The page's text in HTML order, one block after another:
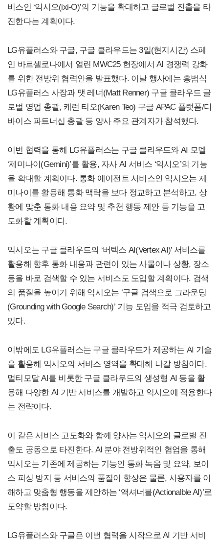
비스인 ‘익시오(ixi-O)’의 기능을 확대하고 글로벌 진출을 타
진한다는 계획이다.
LG유플러스와 구글, 구글 클라우드는 3일(현지시간) 스페
인 바르셀로나에서 열린 MWC25 현장에서 AI 경쟁력 강화
를 위한 전방위 협력안을 발표했다. 이날 행사에는 홍범식
LG유플러스 사장과 맷 레너(Matt Renner) 구글 클라우드 글
로벌 영업 총괄, 캐런 티오(Karen Teo) 구글 APAC 플랫폼/디
바이스 파트너십 총괄 등 양사 주요 관계자가 참석했다.
이번 협력을 통해 LG유플러스는 구글 클라우드와 AI 모델
‘제미나이(Gemini)’를 활용, 자사 AI 서비스 ‘익시오’의 기능
을 확대할 계획이다. 통화 에이전트 서비스인 익시오는 제
미나이를 활용해 통화 맥락을 보다 정교하고 분석하고, 상
황에 맞춘 통화 내용 요약 및 추천 행동 제안 등 기능을 고
도화할 계획이다.
익시오는 구글 클라우드의 ‘버텍스 AI(Vertex AI)’ 서비스를
활용해 향후 통화 내용과 관련이 있는 사물이나 상황, 장소
등을 바로 검색할 수 있는 서비스도 도입할 계획이다. 검색
의 품질을 높이기 위해 익시오는 ‘구글 검색으로 그라운딩
(Grounding with Google Search)’ 기능 도입을 적극 검토하고
있다.
이밖에도 LG유플러스는 구글 클라우드가 제공하는 AI 기술
을 활용해 익시오의 서비스 영역을 확대해 나갈 방침이다.
멀티모달 AI를 비롯한 구글 클라우드의 생성형 AI 등을 활
용해 다양한 AI 기반 서비스를 개발하고 익시오에 적용한다
는 전략이다.
이 같은 서비스 고도화와 함께 양사는 익시오의 글로벌 진
출도 공동으로 타진한다. AI 분야 전방위적인 협업을 통해
익시오는 기존에 제공하는 기능인 통화 녹음 및 요약, 보이
스 피싱 방지 등 서비스의 품질이 향상은 물론, 사용자를 이
해하고 맞춤형 행동을 제안하는 ‘액셔너블(Actionalble AI)’로
도약할 방침이다.
LG유플러스와 구글은 이번 협력을 시작으로 AI 기반 서비